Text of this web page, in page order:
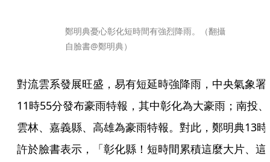
鄭明典憂心彰化短時間有強烈降雨。（翻攝
自臉書@鄭明典）
對流雲系發展旺盛，易有短延時強降雨，中央氣象署
11時55分發布豪雨特報，其中彰化為大豪雨；南投、
雲林、嘉義縣、高雄為豪雨特報。對此，鄭明典13時
許於臉書表示，「彰化縣！短時間累積這麼大片、這